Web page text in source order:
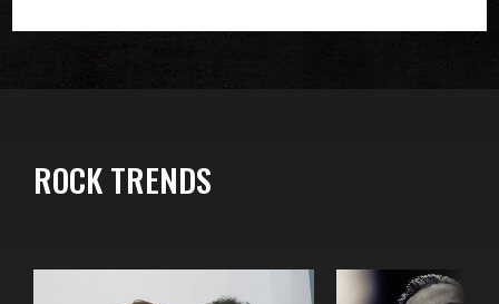
ROCK TRENDS